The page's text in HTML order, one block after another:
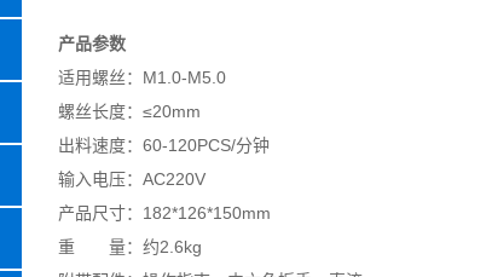
产品参数
适用螺丝：M1.0-M5.0
螺丝长度：≤20mm
出料速度：60-120PCS/分钟
输入电压：AC220V
产品尺寸：182*126*150mm
重 量：约2.6kg